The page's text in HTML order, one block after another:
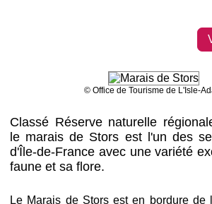
© Office de Tourisme de L'Isle-
Classé Réserve naturelle
le marais de Stors est l'un des
d'Île-de-France avec une variété
faune et sa flore.
Le Marais de Stors est en bordure de